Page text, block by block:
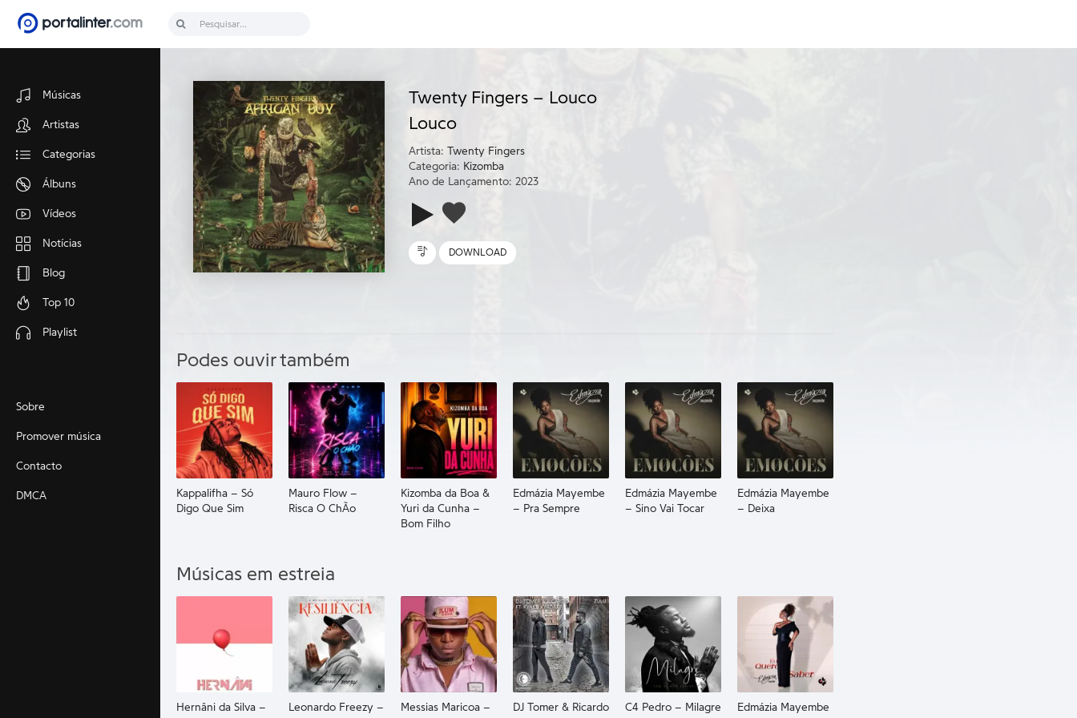
Músicas
Artistas
Categorias
Álbuns
Vídeos
Notícias
Blog
Top 10
Playlist
Sobre
Promover música
Contacto
DMCA
Twenty Fingers – Louco
Louco
Artista:
Twenty Fingers
Categoria: Kizomba
Ano de Lançamento: 2023
DOWNLOAD
Podes ouvir também
Kappalifha – Só
Digo Que Sim
Mauro Flow –
Risca O ChÃo
Kizomba da Boa &
Yuri da Cunha –
Bom Filho
Edmázia Mayembe
– Pra Sempre
Edmázia Mayembe
– Sino Vai Tocar
Edmázia Mayembe
– Deixa
Músicas em estreia
Hernâni da Silva –
Leonardo Freezy –
Messias Maricoa –
DJ Tomer & Ricardo
C4 Pedro – Milagre
Edmázia Mayembe